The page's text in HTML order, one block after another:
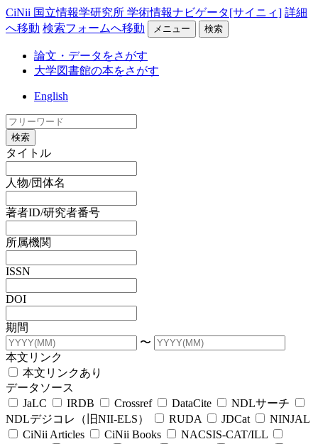
CiNii 国立情報学研究所 学術情報ナビゲータ[サイニィ] 詳細
へ移動 検索フォームへ移動 メニュー 検索
論文・データをさがす
大学図書館の本をさがす
English
検索
タイトル
人物/団体名
著者ID/研究者番号
所属機関
ISSN
DOI
期間
〜
本文リンク
本文リンクあり
データソース
JaLC
IRDB Crossref DataCite
NDLサーチ
NDLデジコレ（旧NII-ELS）
RUDA JDCat
NINJAL
CiNii Articles
CiNii Books
NACSIS-CAT/ILL